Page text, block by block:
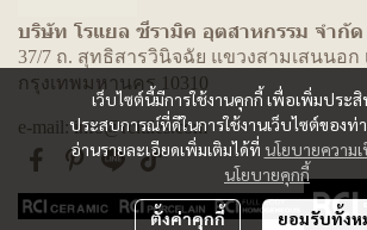
เว็บไซต์นี้มีการใช้งานคุกกี้ เพื่อเพิ่มประ
ประสบการณ์ที่ดีในการใช้งานเว็บไซต์ของท่
อ่านรายละเอียดเพิ่มเติมได้ที่ นโยบายความ
นโยบายคุกกี้
ตั้งค่าคุกกี้ ยอมรับทั้งห
บริษัท โรแยล ซีรามิค อุตสาหกรรม จำกั
37/7 ถ. สุทธิสารวินิจฉัย แขวงสามเสนนอก
กรุงเทพมหานคร 10310
e-mail: info@rcitiles.com